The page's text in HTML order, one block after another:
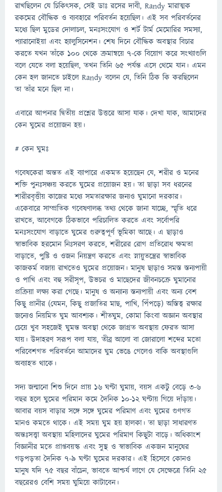
রাখছিলেন যে চিকিৎসক, সেই ডাঃ রসের দাবী, Randy মারাত্মক
রকমের বৌদ্ধিক ও ব্যবহারে পরিবর্তন হয়েছিল। এই সব পরিবর্তনের
মধ্যে ছিল মুডের দোলাচল, মনঃসংযোগ ও শর্ট টার্ম মেমোরির সমস্যা,
প্যারানোইয়া এবং হ্যালুসিনেশন। শেষ দিনে বৌদ্ধিক অবস্থার বিচার
করতে যখন তাঁকে ১০০ থেকে ক্রমান্বয়ে ৭-কে বিয়োগ করে সংখ্যাগুলি
বলে যেতে বলা হয়েছিল, তখন তিনি ৬৫ পর্যন্ত এসে থেমে যান। এমন
কেন হল জানতে চাইলে Randy বলেন যে, তিনি ঠিক কি করছিলেন
তা তাঁর মনে ছিল না।
এবারে আপনার দ্বিতীয় প্রশ্নের উত্তরে আসা যাক। দেখা যাক, আমাদের
কেন ঘুমের প্রয়োজন হয়।
# কেন ঘুমঃ
গবেষকেরা অন্তত এই ব্যাপারে একমত হয়েছেন যে, শরীর ও মনের
শক্তি পুনঃসঞ্চয় করতে ঘুমের প্রয়োজন হয়। তা ছাড়া সব ধরনের
শারীরবৃত্তীয় কাজের মধ্যে সমতারক্ষার জন্যও ঘুমানো দরকার।
একেবারে সাম্প্রতিক গবেষণালব্ধ তথ্য থেকে জানা যাচ্ছে, স্মৃতি ধরে
রাখতে, আবেগকে ঠিকভাবে পরিচালিত করতে এবং সর্বোপরি
মনঃসংযোগ বাড়াতে ঘুমের গুরুত্বপূর্ণ ভূমিকা আছে। এ ছাড়াও
স্বাভাবিক হরমোন নিঃসরণ করতে, শরীরের রোগ প্রতিরোধ ক্ষমতা
বাড়াতে, পুষ্টি ও ওজন নিয়ন্ত্রণ করতে এবং স্নায়ুতন্ত্রের স্বাভাবিক
কাজকর্ম বজায় রাখতেও ঘুমের প্রয়োজন। মানুষ ছাড়াও সমস্ত স্তন্যপায়ী
ও পাখি এবং বহু সরীসৃপ, উভচর ও মাছেদের জীবনচক্রে ঘুমানোর
প্রক্রিয়া লক্ষ্য করা গেছে। মানুষ ও অন্যান্য স্তন্যপায়ী এবং অন্য বেশ
কিছু প্রানীর (যেমন, কিছু প্রজাতির মাছ, পাখি, পিঁপড়ে) অস্তিত্ব রক্ষার
জন্যেও নিয়মিত ঘুম আবশ্যক। শীতঘুম, কোমা কিংবা অজ্ঞান অবস্থার
চেয়ে খুব সহজেই ঘুমন্ত অবস্থা থেকে জাগ্রত অবস্থায় ফেরত আসা
যায়। উদাহরণ সরূপ বলা যায়, তীব্র আলো বা জোরালো শব্দের মতো
পরিবেশগত পরিবর্তনে আমাদের ঘুম ভেঙে গেলেও বাকি অবস্থাগুলি
অব্যাহত থাকে।
সদ্য জন্মানো শিশু দিনে প্রায় ১৬ ঘণ্টা ঘুমায়, বয়স একটু বেড়ে ৩-৬
বছর হলে ঘুমের পরিমান কমে দৈনিক ১০-১২ ঘণ্টায় গিয়ে দাঁড়ায়।
আবার বয়স বাড়ার সঙ্গে সঙ্গে ঘুমের পরিমাণ এবং ঘুমের গুণগত
মানও কমতে থাকে। এই সময় ঘুম হয় হালকা। তা ছাড়া সাধারণত
অন্তঃসত্ত্বা অবস্থায় মহিলাদের ঘুমের পরিমাণ কিছুটা বাড়ে। অধিকাংশ
বিজ্ঞানীর মতে প্রাপ্তবয়স্ক এবং সুস্থ ও স্বাভাবিক একজন মানুষের
গড়পড়তা দৈনিক ৭-৯ ঘণ্টা ঘুমের দরকার। এই হিসেবে কোনও
মানুষ যদি ৭৫ বছর বাঁচেন, ভাবতে আশ্চর্য লাগে যে সেক্ষেত্রে তিনি ২৫
বছরেরও বেশি সময় ঘুমিয়ে কাটাবেন।